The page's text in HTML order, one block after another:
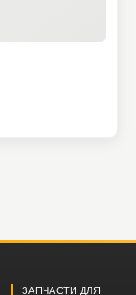
ЗАПЧАСТИ ДЛЯ